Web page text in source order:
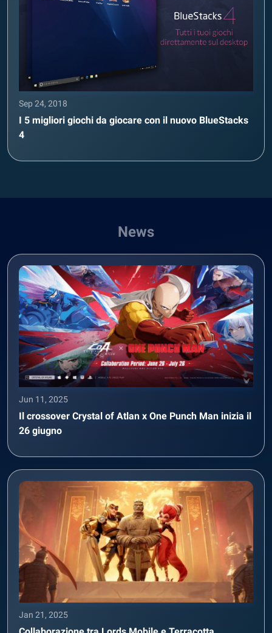
Sep 24, 2018
I 5 migliori giochi da giocare con il nuovo BlueStacks
4
News
Jun 11, 2025
Il crossover Crystal of Atlan x One Punch Man inizia il
26 giugno
Jan 21, 2025